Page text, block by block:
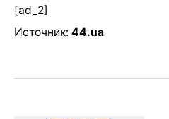
[ad_2]
Источник: 44.ua